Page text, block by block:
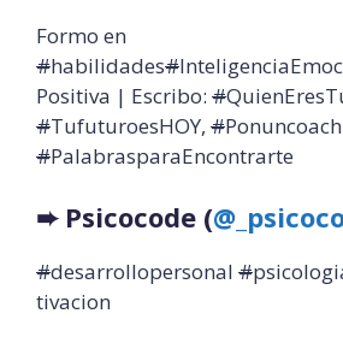
Formo en
#habilidades#
Positiva | Escribo: #
#TufuturoesHOY, #
#PalabrasparaEncontrarte
➨ Psicocode (
#desarrollopersonal #
tivacion